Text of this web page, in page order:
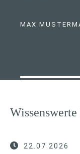
MAX
22.07.2026